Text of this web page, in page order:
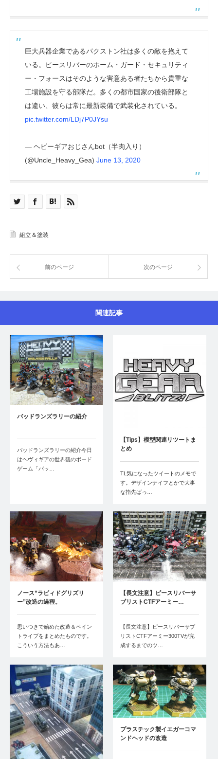
巨大兵器企業であるパクストン社は多くの敵を抱えて
いる。ピースリバーのホーム・ガード・セキュリティ
ー・フォースはそのような害意ある者たちから貴重な
工場施設を守る部隊だ。多くの都市国家の後衛部隊と
は違い、彼らは常に最新装備で武装化されている。
pic.twitter.com/LDj7P0JYsu
— ヘビーギアおじさんbot（半肉入り）
(@Uncle_Heavy_Gea) June 13, 2020
組立＆塗装
前のページ 次のページ
関連記事
バッドランズラリーの紹介
バッドランズラリーの紹介今日
はヘヴィギアの世界観のボード
ゲーム「バッ…
【Tips】模型関連リツートま
とめ
TL気になったツイートのメモで
す。デザインナイフとかで大事
な指先ばっ…
ノース”ラビィドグリズリ
ー”改造の過程。
思いつきで始めた改造＆ペイン
トライブをまとめたものです。
こういう方法もあ…
【長文注意】ピースリバーサ
ブリストCTFアーミー…
【長文注意】ピースリバーサブ
リストCTFアーミー300TVが完
成するまでのツ…
プラスチック製イエガーコマ
ンドヘッドの改造